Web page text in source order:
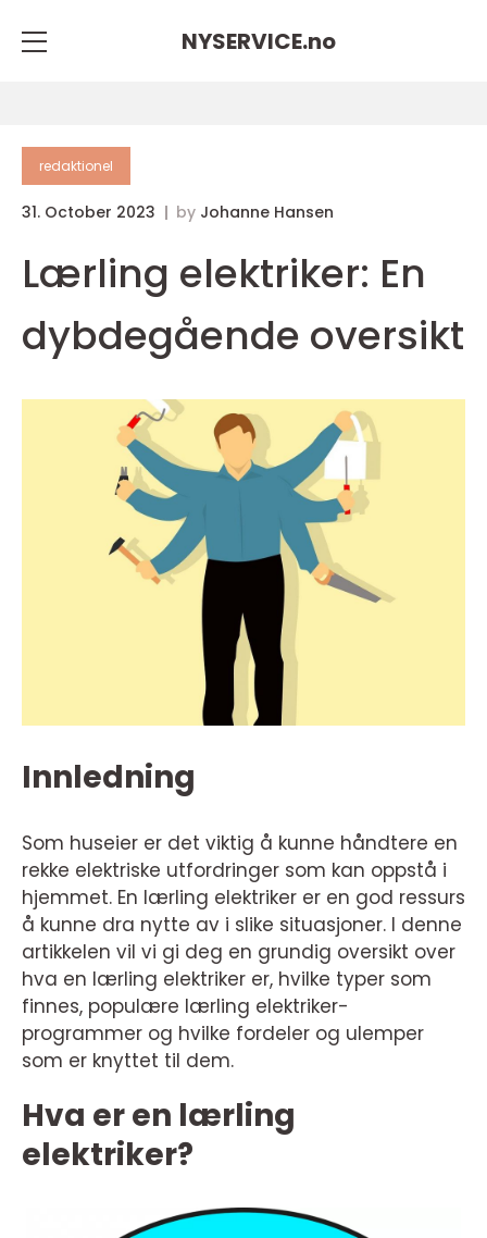
NYSERVICE.no
redaktionel
31. October 2023 by Johanne Hansen
Lærling elektriker: En
dybdegående oversikt
Innledning
Som huseier er det viktig å kunne håndtere en
rekke elektriske utfordringer som kan oppstå i
hjemmet. En lærling elektriker er en god ressurs
å kunne dra nytte av i slike situasjoner. I denne
artikkelen vil vi gi deg en grundig oversikt over
hva en lærling elektriker er, hvilke typer som
finnes, populære lærling elektriker-
programmer og hvilke fordeler og ulemper
som er knyttet til dem.
Hva er en lærling
elektriker?